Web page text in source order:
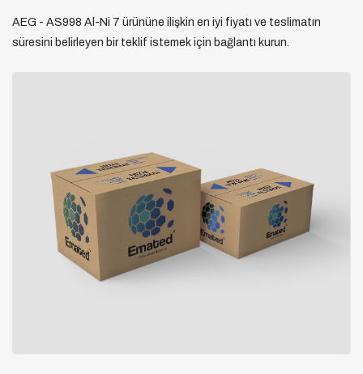
AEG - AS998 Al-Ni 7 ürününe ilişkin en iyi fiyatı ve teslimatın
süresini belirleyen bir teklif istemek için bağlantı kurun.